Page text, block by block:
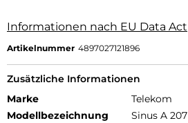
Informationen nach EU Data Act
Artikelnummer 4897027121896
Zusätzliche Informationen
Marke
Telekom
Modellbezeichnung
Sinus A 207